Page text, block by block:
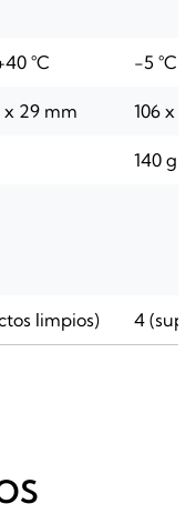
°C -5 °C
x 29 mm 106 x
140 g
limpios) 4